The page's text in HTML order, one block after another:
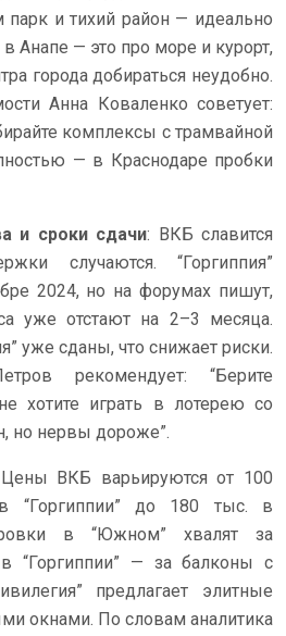
и тихий район — идеально
в Анапе — это про море и курорт,
города добираться неудобно.
Анна Коваленко советует:
комплексы с трамвайной
— в Краснодаре пробки
и сроки сдачи: ВКБ славится
случаются. “Горгиппия”
2024, но на форумах пишут,
уже отстают на 2–3 месяца.
уже сданы, что снижает риски.
рекомендует: “Берите
хотите играть в лотерею со
но нервы дороже”.
ВКБ варьируются от 100
“Горгиппии” до 180 тыс. в
в “Южном” хвалят за
“Горгиппии” — за балконы с
предлагает элитные
окнами. По словам аналитика